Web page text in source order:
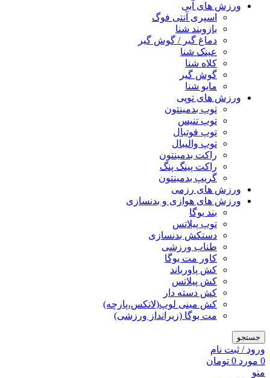
ورزش های آبی
اسپری آنتی فوگ
بازوبند شنا
دماغ گیر / گوش گیر
عینک شنا
کلاه شنا
گوش گیر
مایو شنا
ورزش های توپی
توپ بدمینتون
توپ تنیس
توپ فوتبال
توپ والیبال
راکت بدمینتون
راکت پینگ پنگ
گریپ بدمینتون
ورزش های رزمی
ورزش های هوازی و بدنسازی
بند یوگا
توپ پیلاتس
دستکش بدنسازی
طناب ورزشی
کاور مت یوگا
کش پاورباند
کش پیلاتس
کش دسته دار
کش مینی لوپ(لاتکس،پارچه)
مت یوگا (زیرانداز ورزشی)
جستجو
ورود / ثبت نام
0 مورد 0 تومان
منو